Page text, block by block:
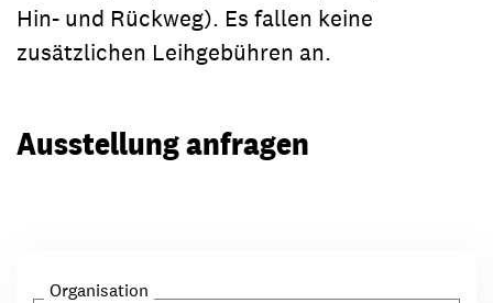
Hin- und Rückweg). Es fallen keine
zusätzlichen Leihgebühren an.
Ausstellung anfragen
Organisation